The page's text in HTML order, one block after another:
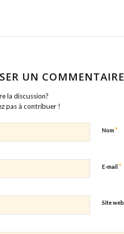
UN COMMENTAIRE
la discussion?
pas à contribuer !
Nom*
E-mail*
Site web